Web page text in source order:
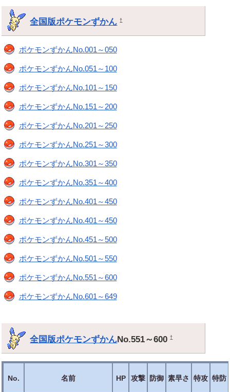
全国版ポケモンずかん †
ポケモンずかんNo.001～050
ポケモンずかんNo.051～100
ポケモンずかんNo.101～150
ポケモンずかんNo.151～200
ポケモンずかんNo.201～250
ポケモンずかんNo.251～300
ポケモンずかんNo.301～350
ポケモンずかんNo.351～400
ポケモンずかんNo.401～450
ポケモンずかんNo.401～450
ポケモンずかんNo.451～500
ポケモンずかんNo.501～550
ポケモンずかんNo.551～600
ポケモンずかんNo.601～649
全国版ポケモンずかんNo.551～600†
No. 名前 HP 攻撃 防御 素早さ 特攻 特防